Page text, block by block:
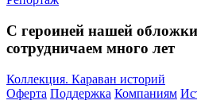
С героиней нашей
сотрудничаем много лет
Коллекция. Караван историй
Оферта Поддержка Компаниям